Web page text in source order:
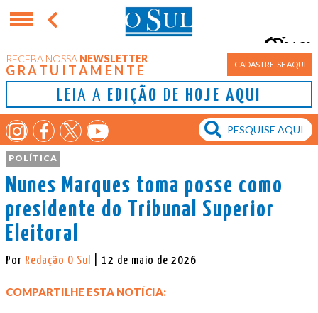
RECEBA NOSSA NEWSLETTER
GRATUITAMENTE CADASTRE-SE AQUI
LEIA A EDIÇÃO DE HOJE AQUI
Porto Alegre
16°
POLÍTICA
Nunes Marques toma posse como
presidente do Tribunal Superior
Eleitoral
Por Redação O Sul | 12 de maio de 2026
COMPARTILHE ESTA NOTÍCIA: